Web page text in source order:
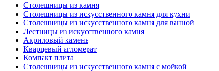
Столешницы из камня
Cтолешницы из искусственного камня для кухни
Cтолешницы из искусственного камня для ванной
Лестницы из искусственного камня
Акриловый камень
Кварцевый агломерат
Компакт плита
Столешницы из искусственного камня с мойкой